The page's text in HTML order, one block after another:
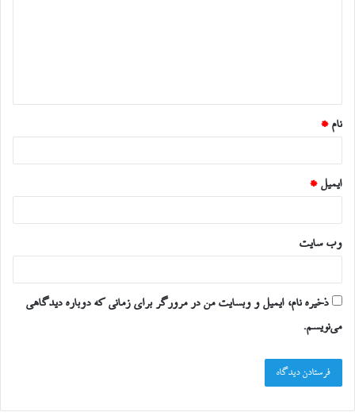
*
نام *
ایمیل *
وب‌ سایت
ذخیره نام، ایمیل و وبسایت من در مرورگر برای زمانی که دوباره دیدگاهی
می‌نویسم.